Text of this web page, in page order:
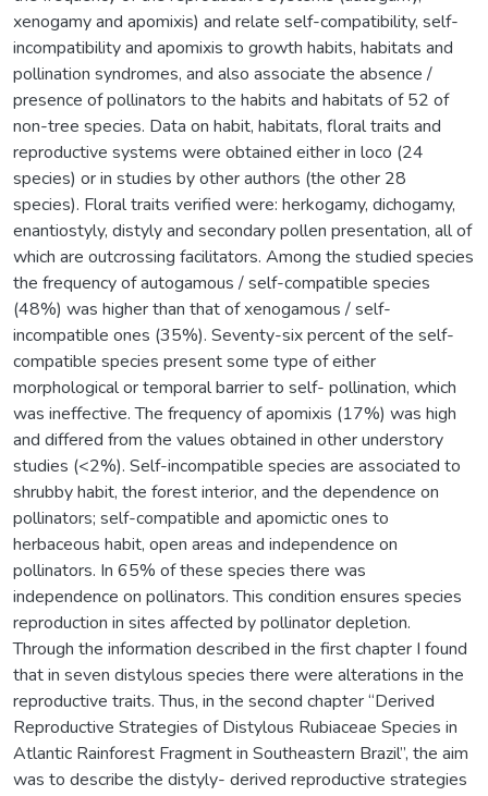
xenogamy and apomixis) and relate self-compatibility, self-
incompatibility and apomixis to growth habits, habitats and
pollination syndromes, and also associate the absence /
presence of pollinators to the habits and habitats of 52 of
non-tree species. Data on habit, habitats, floral traits and
reproductive systems were obtained either in loco (24
species) or in studies by other authors (the other 28
species). Floral traits verified were: herkogamy, dichogamy,
enantiostyly, distyly and secondary pollen presentation, all of
which are outcrossing facilitators. Among the studied species
the frequency of autogamous / self-compatible species
(48%) was higher than that of xenogamous / self-
incompatible ones (35%). Seventy-six percent of the self-
compatible species present some type of either
morphological or temporal barrier to self- pollination, which
was ineffective. The frequency of apomixis (17%) was high
and differed from the values obtained in other understory
studies (<2%). Self-incompatible species are associated to
shrubby habit, the forest interior, and the dependence on
pollinators; self-compatible and apomictic ones to
herbaceous habit, open areas and independence on
pollinators. In 65% of these species there was
independence on pollinators. This condition ensures species
reproduction in sites affected by pollinator depletion.
Through the information described in the first chapter I found
that in seven distylous species there were alterations in the
reproductive traits. Thus, in the second chapter “Derived
Reproductive Strategies of Distylous Rubiaceae Species in
Atlantic Rainforest Fragment in Southeastern Brazil”, the aim
was to describe the distyly- derived reproductive strategies